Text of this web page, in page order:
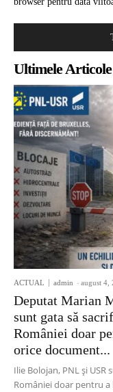
Ultimele Articole
ACTUAL admin - august 4,
Deputat Marian
sunt gata să
României doar
orice document...
Ilie Bolojan, PNL și
României doar pentru